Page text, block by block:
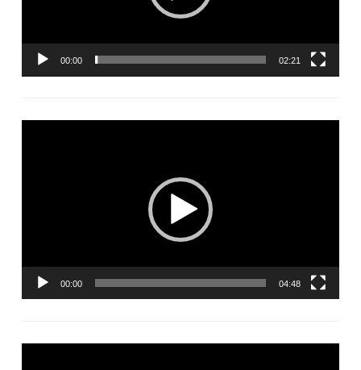
00:00 02:21
00:00 04:48